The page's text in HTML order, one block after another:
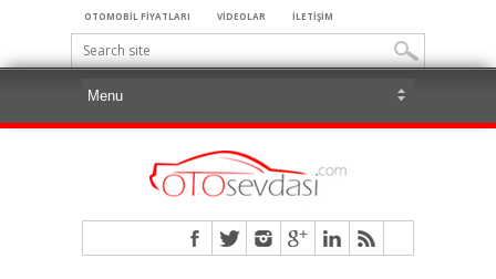
OTOMOBİL FİYATLARI VİDEOLAR İLETİŞİM